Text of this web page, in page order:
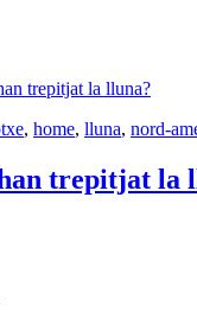
, home, lluna, nord-
trepitjat la